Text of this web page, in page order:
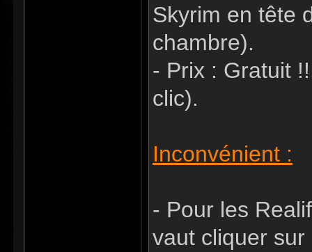
Skyrim en tête
chambre).
- Prix : Gratuit
clic).
Inconvénient :
- Pour les
vaut cliquer